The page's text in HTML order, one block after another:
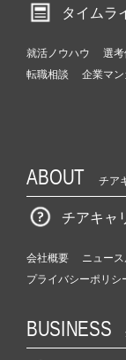
タイムラ
就活ノウハウ 選考
転職相談
企業マ
ABOUT チア
チアキャ
会社概要 ニュー
プライバシーポリシ
BUSINESS